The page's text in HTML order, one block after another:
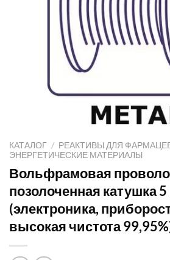
КАТАЛОГ / РЕАКТИВЫ ДЛЯ
ЭНЕРГЕТИЧЕСКИЕ МАТЕРИАЛЫ
Вольфрамовая
позолоченная катушка
(электроника,
высокая чистота